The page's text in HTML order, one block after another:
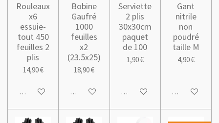
Rouleaux
x6
essuie-
tout 450
feuilles 2
plis
14,90 €
Ajouter au panier
Bobine
Gaufré
1000
feuilles
x2
(23.5x25)
18,90 €
Ajouter au panier
Serviette
2 plis
30x30cm
paquet
de 100
1,90 €
Ajouter au panier
Gant
nitrile
non
poudré
taille M
4,90 €
Ajouter au